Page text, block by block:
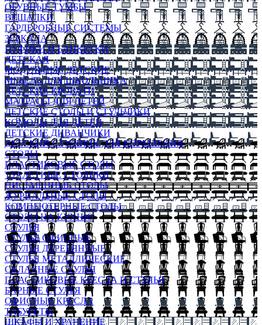
ОБУВНЫЕ ТУМБЫ
ВЕШАЛКИ
ГАРДЕРОБНЫЕ СИСТЕМЫ
ЗЕРКАЛА
ПУФИКИ И БАНКЕТКИ
ДЕТСКАЯ
МОДУЛЬНЫЕ ДЕТСКИЕ
МЕБЕЛЬ ДЛЯ ШКОЛЬНИКА
ДЕТСКИЕ КРОВАТИ
МАТРАСЫ ДЛЯ ДЕТЕЙ
ДЕТСКИЕ СТОЛЫ И СТУЛЬЧИКИ
КОМОДЫ ДЛЯ ДЕТЕЙ
ДЕТСКИЕ ДИВАНЧИКИ
ДЕТСКИЙ СТУЛЬЧИК ДЛЯ КОРМЛЕНИЯ
СТОЛЫ
ПЛАСТИКОВЫЕ СТОЛЫ
ТУАЛЕТНЫЕ СТОЛИКИ
ПИСЬМЕННЫЕ СТОЛЫ
ЖУРНАЛЬНЫЕ СТОЛЫ
КОМПЬЮТЕРНЫЕ СТОЛЫ
СТОЛЫ НА КУХНЮ
СТУЛЬЯ
СТУЛЬЯ ОФИСНЫЕ
СТУЛЬЯ ДЕРЕВЯННЫЕ
СТУЛЬЯ МЕТАЛЛИЧЕСКИЕ
СКЛАДНЫЕ СТУЛЬЯ
ПЛАСТИКОВЫЕ КРЕСЛА И СТУЛЬЯ
БАРНЫЕ СТУЛЬЯ
ОФИСНЫЕ КРЕСЛА
ТАБУРЕТЫ
ШКАФЫ И ХРАНЕНИЕ